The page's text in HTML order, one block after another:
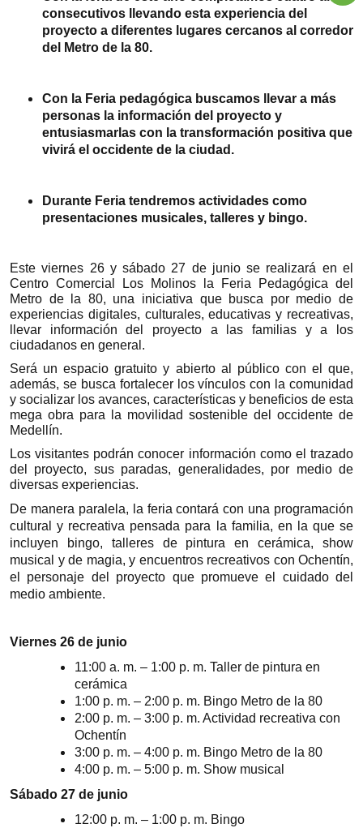
consecutivos llevando esta experiencia del
proyecto a diferentes lugares cercanos al corredor
del Metro de la 80.
Con la Feria pedagógica buscamos llevar a más
personas la información del proyecto y
entusiasmarlas con la transformación positiva que
vivirá el occidente de la ciudad.
Durante Feria tendremos actividades como
presentaciones musicales, talleres y bingo.
Este viernes 26 y sábado 27 de junio se realizará en el
Centro Comercial Los Molinos la Feria Pedagógica del
Metro de la 80, una iniciativa que busca por medio de
experiencias digitales, culturales, educativas y recreativas,
llevar información del proyecto a las familias y a los
ciudadanos en general.
Será un espacio gratuito y abierto al público con el que,
además, se busca fortalecer los vínculos con la comunidad
y socializar los avances, características y beneficios de esta
mega obra para la movilidad sostenible del occidente de
Medellín.
Los visitantes podrán conocer información como el trazado
del proyecto, sus paradas, generalidades, por medio de
diversas experiencias.
De manera paralela, la feria contará con una programación
cultural y recreativa pensada para la familia, en la que se
incluyen bingo, talleres de pintura en cerámica, show
musical yde magia, y encuentros recreativos con Ochentín,
el personaje del proyecto que promueve el cuidado del
medio ambiente.
Viernes 26 de junio
11:00 a. m. – 1:00 p. m. Taller de pintura en
cerámica
1:00 p. m. – 2:00 p. m. Bingo Metro de la 80
2:00 p. m. – 3:00 p. m. Actividad recreativa con
Ochentín
3:00 p. m. – 4:00 p. m. Bingo Metro de la 80
4:00 p. m. – 5:00 p. m. Show musical
Sábado 27 de junio
12:00 p. m. – 1:00 p. m. Bingo